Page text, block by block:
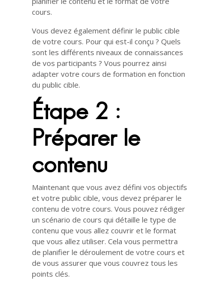
cours.
Vous devez également définir le public cible
de votre cours. Pour qui est-il conçu ? Quels
sont les différents niveaux de connaissances
de vos participants ? Vous pourrez ainsi
adapter votre cours de formation en fonction
du public cible.
Étape 2 :
Préparer le
contenu
Maintenant que vous avez défini vos objectifs
et votre public cible, vous devez préparer le
contenu de votre cours. Vous pouvez rédiger
un scénario de cours qui détaille le type de
contenu que vous allez couvrir et le format
que vous allez utiliser. Cela vous permettra
de planifier le déroulement de votre cours et
de vous assurer que vous couvrez tous les
points clés.